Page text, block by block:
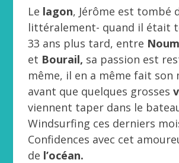
Le lagon, Jérôme est tombé
littéralement- quand il était
33 ans plus tard, entre
et Bourail, sa passion est
même, il en a même fait son
avant que quelques grosses
viennent taper dans le
Windsurfing ces derniers
Confidences avec cet
de l’océan.